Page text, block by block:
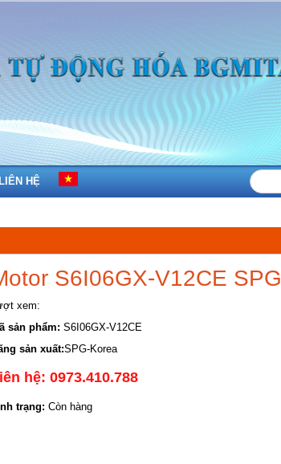
LIÊN HỆ
S6I06GX-V12CE SPG
xem:
sản phẩm: S6I06GX-V12CE
sản xuất:SPG-Korea
hệ: 0973.410.788
trạng: Còn hàng